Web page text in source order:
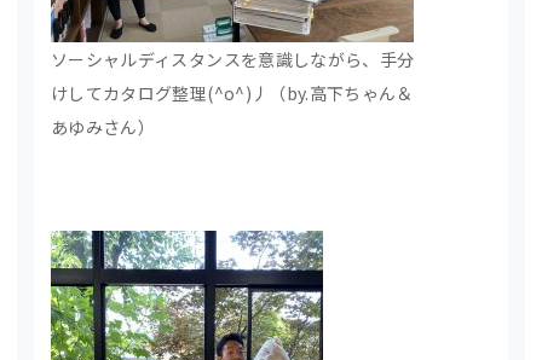
ソーシャルディスタンスを意識しながら、手分
けしてカタログ整理(^o^)丿（by.高下ちゃん＆
あゆみさん）